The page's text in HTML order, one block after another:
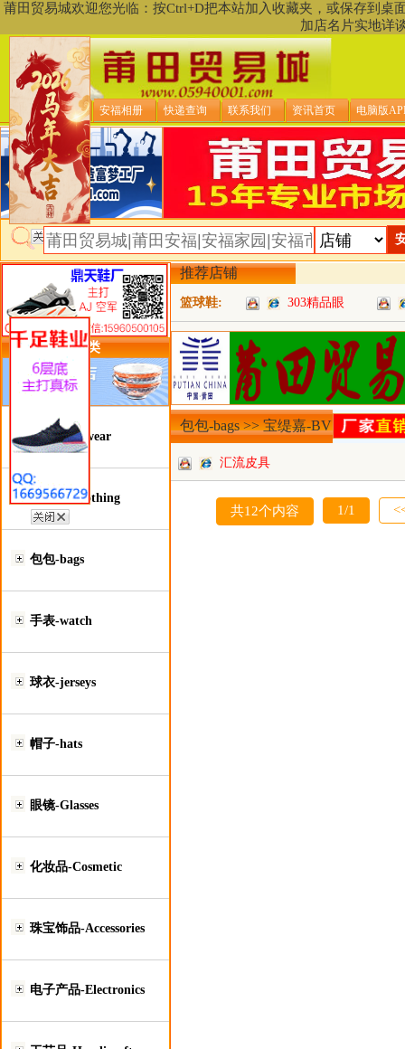
莆田贸易城欢迎您光临：按Ctrl+D把本站加入收藏夹，或保存到
加店名片实地详
贸易城首页 安福相册 快递查询 联系我们 资讯首页 电脑版
类目详细分类
鞋类-Footwear
服装类-Clothing
包包-bags
手表-watch
球衣-jerseys
帽子-hats
眼镜-Glasses
化妆品-Cosmetic
珠宝饰品-Accessories
电子产品-Electronics
推荐店铺
篮球鞋: 303精品眼
包包-bags >> 宝缇嘉-BV
汇流皮具
共12个内容 1/1